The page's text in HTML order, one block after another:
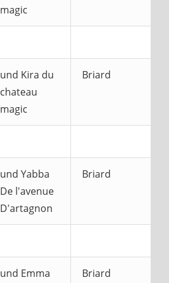
magic
und Kira du
chateau
magic
Briard
und Yabba
De l'avenue
D'artagnon
Briard
und Emma Briard